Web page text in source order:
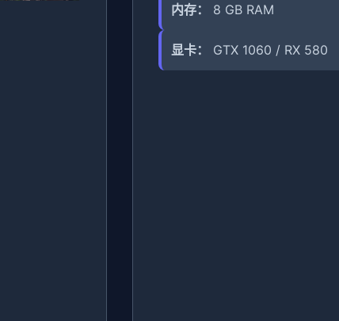
内存： 8 GB RAM
显卡： GTX 1060 / RX 580